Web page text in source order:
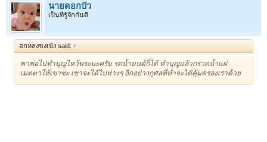
นายดอกบัว
เป็นที่รู้จักกันดี
ฮกหลงขงเบ้ง said: ↑
พาพ่อไปทำบุญไหว้พระนะครับ รดน้ำมนต์ก็ได้ ทำบุญแล้วกรวดน้ำแผ่
เมตตาให้เขาซะ เขาจะได้ไปห่างๆ อีกอย่างกุศลที่ทำจะได้คุ้มครองเราด้วย